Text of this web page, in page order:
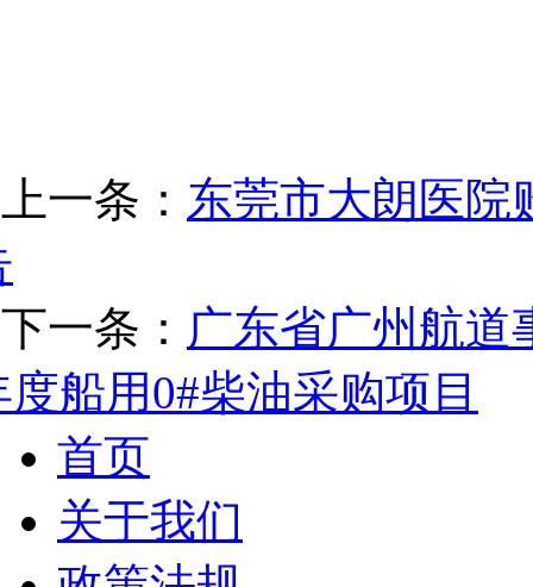
上一条： 东莞市大朗医院
下一条： 广东省广州航道
度船用0#柴油采购项目
首页
关于我们